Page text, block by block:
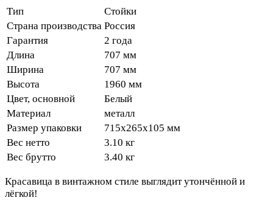
Тип
Стойки
Страна производства Россия
Гарантия
2 года
Длина
707 мм
Ширина
707 мм
Высота
1960 мм
Цвет, основной
Белый
Материал
металл
Размер упаковки
715x265x105 мм
Вес нетто
3.10 кг
Вес брутто
3.40 кг
Красавица в винтажном стиле выглядит утончённой и
лёгкой!